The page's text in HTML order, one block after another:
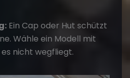
Ein Cap oder Hut schützt
Wähle ein Modell mit
nicht wegfliegt.